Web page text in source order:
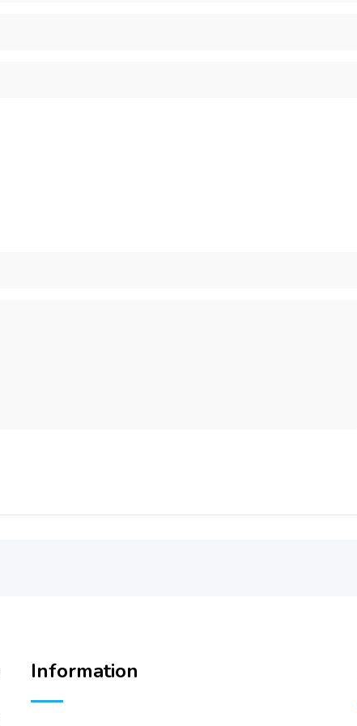
Information